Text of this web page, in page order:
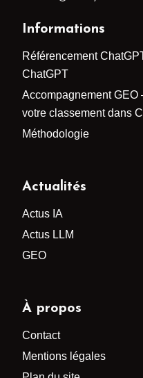
Informations
Référencement
ChatGPT
Accompagnement
votre classement dans
Méthodologie
Actualités
Actus IA
Actus LLM
GEO
À propos
Contact
Mentions légales